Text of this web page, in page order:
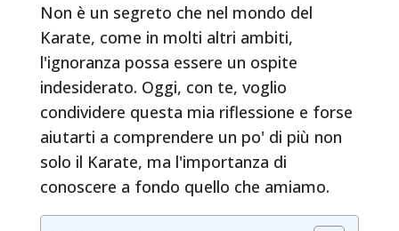
Non è un segreto che nel mondo del
Karate, come in molti altri ambiti,
l'ignoranza possa essere un ospite
indesiderato. Oggi, con te, voglio
condividere questa mia riflessione e forse
aiutarti a comprendere un po' di più non
solo il Karate, ma l'importanza di
conoscere a fondo quello che amiamo.